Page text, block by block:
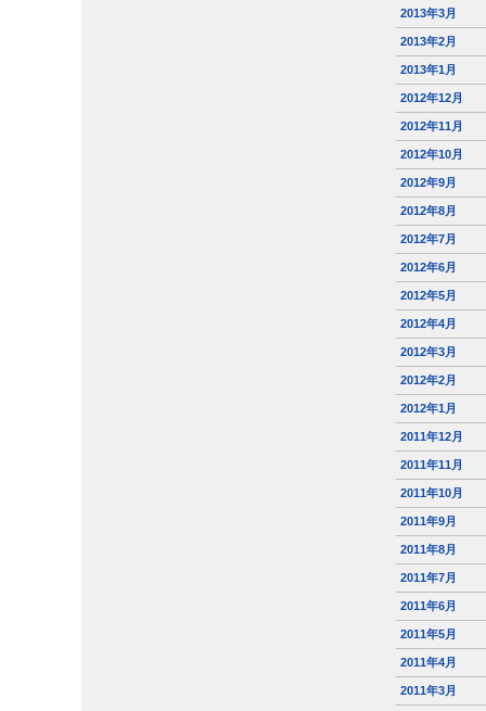
2013年3月
2013年2月
2013年1月
2012年12月
2012年11月
2012年10月
2012年9月
2012年8月
2012年7月
2012年6月
2012年5月
2012年4月
2012年3月
2012年2月
2012年1月
2011年12月
2011年11月
2011年10月
2011年9月
2011年8月
2011年7月
2011年6月
2011年5月
2011年4月
2011年3月